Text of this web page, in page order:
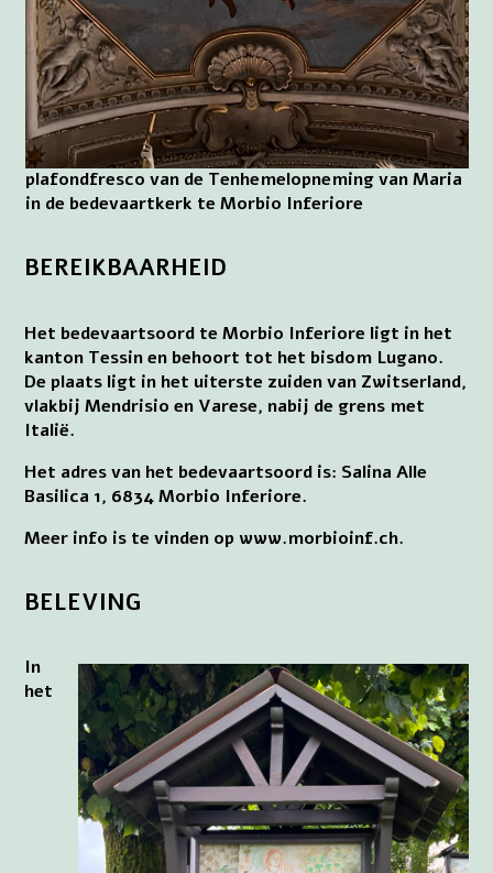
plafondfresco van de Tenhemelopneming van Maria
in de bedevaartkerk te Morbio Inferiore
BEREIKBAARHEID
Het bedevaartsoord te Morbio Inferiore ligt in het
kanton Tessin en behoort tot het bisdom Lugano.
De plaats ligt in het uiterste zuiden van Zwitserland,
vlakbij Mendrisio en Varese, nabij de grens met
Italië.
Het adres van het bedevaartsoord is: Salina Alle
Basilica 1, 6834 Morbio Inferiore.
Meer info is te vinden op www.morbioinf.ch.
BELEVING
In
het